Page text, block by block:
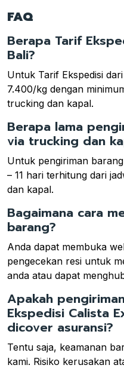
FAQ
Berapa Tarif
Bali?
Untuk Tarif Ekspedisi
7.400/kg dengan
trucking dan kapal.
Berapa lama
via trucking dan
Untuk pengiriman
– 11 hari terhitung dari
dan kapal.
Bagaimana cara
barang?
Anda dapat membuka
pengecekan resi untuk
anda atau dapat
Apakah
Ekspedisi Calista
dicover asuransi?
Tentu saja, keamanan
kami. Risiko kerusakan